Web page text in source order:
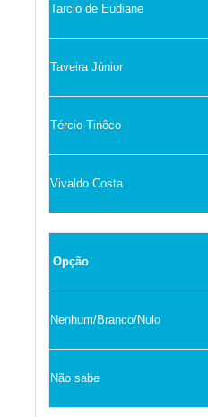
Tarcio de Eudiane
Taveira Júnior
Tércio Tinôco
Vivaldo Costa
Opção
Nenhum/Branco/Nulo
Não sabe